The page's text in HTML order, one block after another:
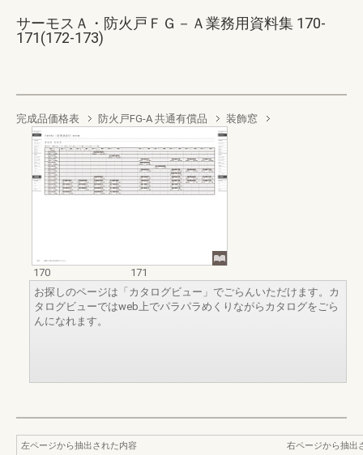
サーモスＡ・防火戸ＦＧ－Ａ業務用資料集 170-
171(172-173)
完成品価格表 防火戸FG-A 共通有償品 装飾窓
170
171
お探しのページは「カタログビュー」でごらんいただけます。カ
タログビューではweb上でパラパラめくりながらカタログをごら
んになれます。
左ページから抽出された内容
右ページから抽出